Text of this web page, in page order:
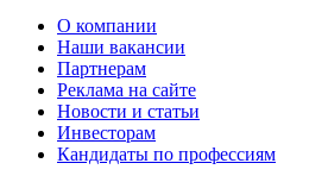
О компании
Наши вакансии
Партнерам
Реклама на сайте
Новости и статьи
Инвесторам
Кандидаты по профессиям